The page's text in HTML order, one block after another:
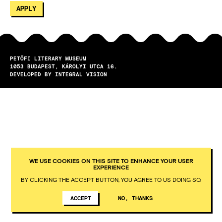
PETŐFI LITERARY MUSEUM
1053
BUDAPEST
KÁROLYI UTCA 16.
DEVELOPED BY INTEGRAL VISION
WE USE COOKIES ON THIS SITE TO ENHANCE YOUR USER
EXPERIENCE
BY CLICKING THE ACCEPT BUTTON, YOU AGREE TO US DOING SO.
ACCEPT NO, THANKS